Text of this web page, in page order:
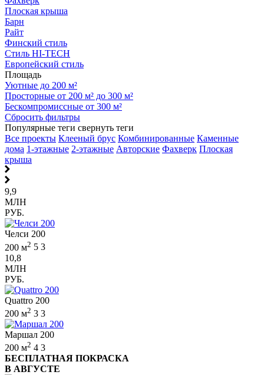
Плоская крыша
Барн
Райт
Финский стиль
Стиль HI-TECH
Европейский стиль
Площадь
Уютные до 200 м²
Просторные от 200 м² до 300 м²
Бескомпромиссные от 300 м²
Сбросить фильтры
Популярные теги свернуть теги
Все проекты Клееный брус Комбинированные Каменные
дома 1-этажные 2-этажные Авторские Фахверк Плоская
крыша
9,9
МЛН
РУБ.
Челси 200
200 м2 5 3
10,8
МЛН
РУБ.
Quattro 200
200 м2 3 3
Маршал 200
200 м2 4 3
БЕСПЛАТНАЯ ПОКРАСКА
В АВГУСТЕ